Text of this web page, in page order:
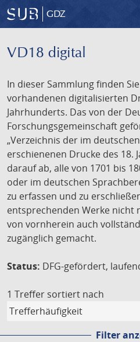
GDZ
VD18 digital
In dieser Sammlung finden
vorhandenen digitalisierten
Jahrhunderts. Das von der
Forschungsgemeinschaft
„Verzeichnis der im
erschienenen Drucke des 18.
darauf ab, alle von 1701 bis
oder im deutschen
zu erfassen und zu
entsprechenden Werke nicht
von vornherein auch
zugänglich gemacht.
Status: DFG-gefördert,
1 Treffer sortiert nach
Filter